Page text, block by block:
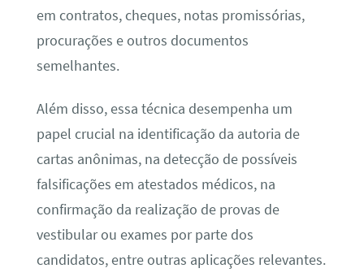
em contratos, cheques, notas promissórias,
procurações e outros documentos
semelhantes.
Além disso, essa técnica desempenha um
papel crucial na identificação da autoria de
cartas anônimas, na detecção de possíveis
falsificações em atestados médicos, na
confirmação da realização de provas de
vestibular ou exames por parte dos
candidatos, entre outras aplicações relevantes.